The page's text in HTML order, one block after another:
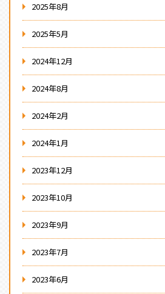
2025年8月
2025年5月
2024年12月
2024年8月
2024年2月
2024年1月
2023年12月
2023年10月
2023年9月
2023年7月
2023年6月